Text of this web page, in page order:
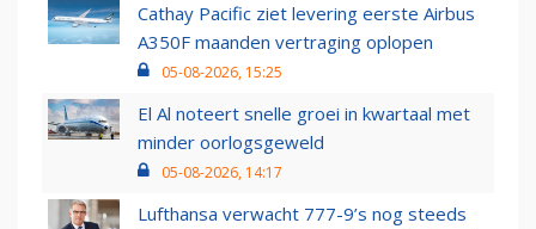
Cathay Pacific ziet levering eerste Airbus
A350F maanden vertraging oplopen
05-08-2026, 15:25
El Al noteert snelle groei in kwartaal met
minder oorlogsgeweld
05-08-2026, 14:17
Lufthansa verwacht 777-9’s nog steeds